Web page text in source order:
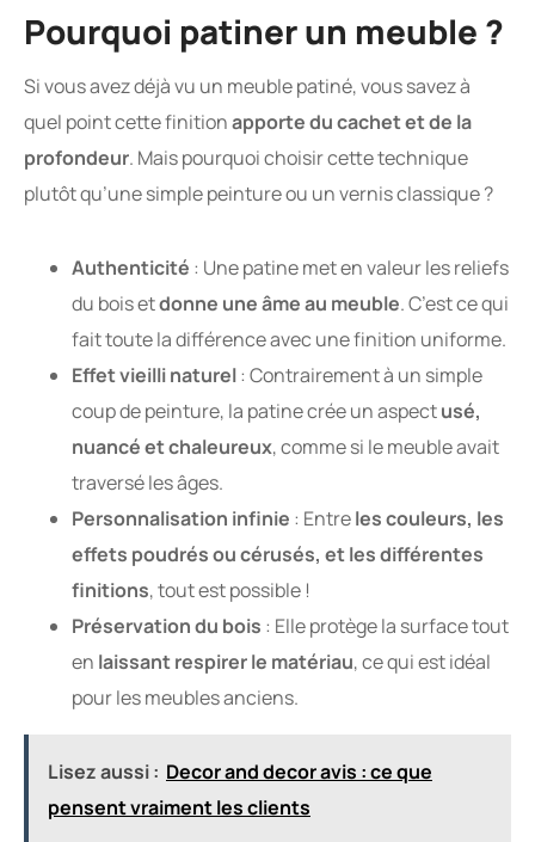
Pourquoi patiner un meuble ?
Si vous avez déjà vu un meuble patiné, vous savez à
quel point cette finitionapporte du cachet et de la
profondeur. Mais pourquoi choisir cette technique
plutôt qu’une simple peinture ou un vernis classique ?
Authenticité : Une patine met en valeur les reliefs
du bois etdonne une âme au meuble. C’est ce qui
fait toute la différence avec une finition uniforme.
Effet vieilli naturel: Contrairement à un simple
coup de peinture, la patine crée un aspectusé,
nuancé et chaleureux, comme si le meuble avait
traversé les âges.
Personnalisation infinie : Entreles couleurs, les
effets poudrés ou cérusés, et les différentes
finitions, tout est possible !
Préservation du bois : Elle protège la surface tout
en laissant respirer le matériau, ce qui est idéal
pour les meubles anciens.
Lisez aussi : Decor and decor avis : ce que
pensent vraiment les clients